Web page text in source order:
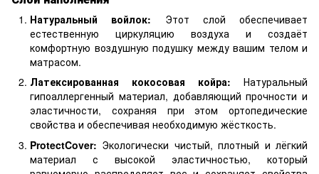
Натуральный войлок: Этот слой обеспечивает
естественную циркуляцию воздуха и создаёт
комфортную воздушную подушку между вашим телом и
матрасом.
Латексированная кокосовая койра: Натуральный
гипоаллергенный материал, добавляющий прочности и
эластичности, сохраняя при этом ортопедические
свойства и обеспечивая необходимую жёсткость.
ProtectCover: Экологически чистый, плотный и лёгкий
материал с высокой эластичностью, который